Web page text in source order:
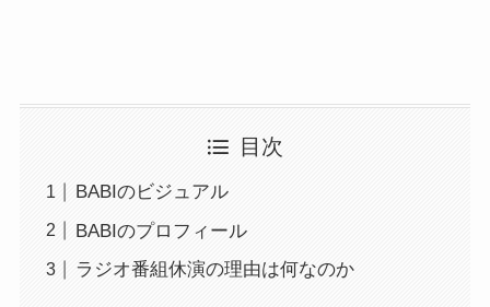
目次
BABIのビジュアル
BABIのプロフィール
ラジオ番組休演の理由は何なのか